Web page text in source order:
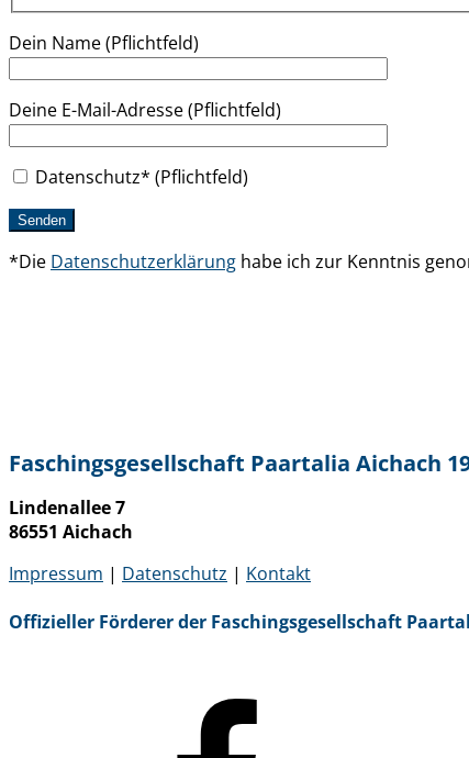
Dein Name (Pflichtfeld)
Deine E-Mail-Adresse (Pflichtfeld)
Datenschutz* (Pflichtfeld)
*Die Datenschutzerklärung habe ich zur Kenntnis
Faschingsgesellschaft Paartalia Aichach
Lindenallee 7
86551 Aichach
Impressum | Datenschutz | Kontakt
Offizieller Förderer der Faschingsgesellschaft